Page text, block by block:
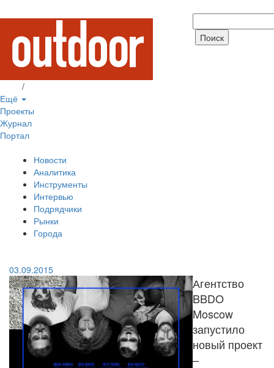
/
Ещё
Проекты
Журнал
Портал
Новости
Аналитика
Инструменты
Интервью
Подрядчики
Рынки
Города
03.09.2015
Агентство
BBDO
Moscow
запустило
новый проект
–